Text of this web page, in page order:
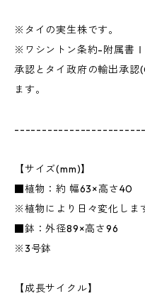
※タイの実生株です。
※ワシントン条約-附属書Ⅰ
承認とタイ政府の輸出承認
ます。
【サイズ(mm)】
■植物：約 幅63×高さ40
※植物により日々変化しま
■鉢：外径89×高さ96
※3号鉢
【成長サイクル】